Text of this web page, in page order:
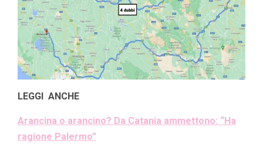
LEGGI ANCHE
Arancina o arancino? Da Catania ammettono: “Ha
ragione Palermo”